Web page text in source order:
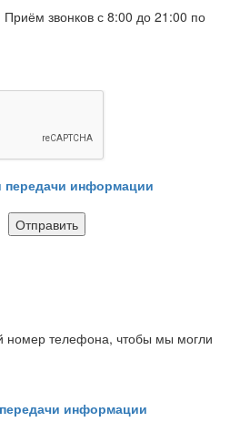
звонков с 8:00 до 21:00 по
передачи информации
номер телефона, чтобы мы могли
информации